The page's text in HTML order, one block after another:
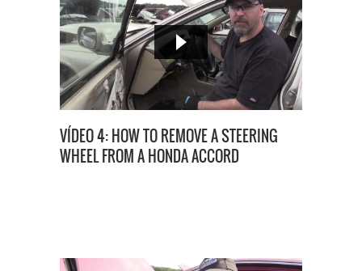
VÍDEO 4: HOW TO REMOVE A STEERING
WHEEL FROM A HONDA ACCORD